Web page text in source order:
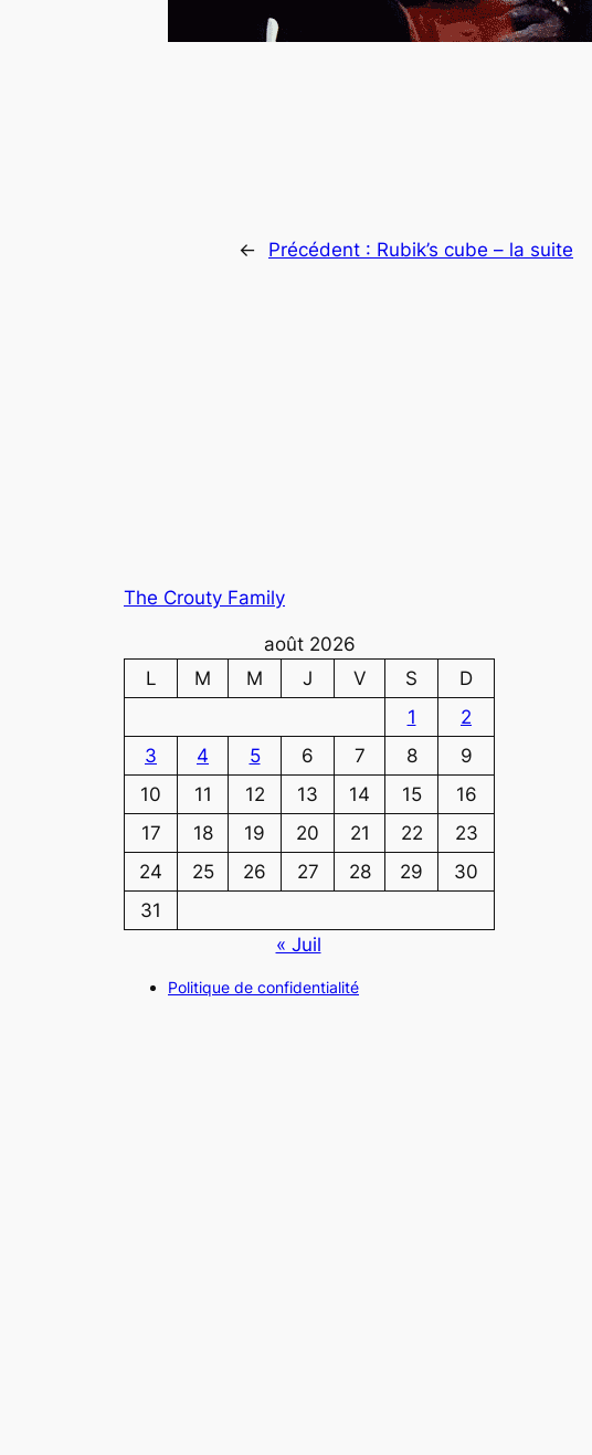
← Précédent : Rubik’s cube – la suite
The Crouty Family
août 2026
L
M M J V S
D
1
2
3
4 5 6 7 8
9
10
11 12 13 14 15
16
17
18 19 20 21 22
23
24
25 26 27 28 29
30
31
« Juil
Politique de confidentialité